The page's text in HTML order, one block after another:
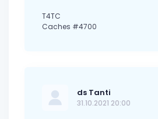
T4TC
Caches #4700
ds Tanti
31.10.2021 20:00